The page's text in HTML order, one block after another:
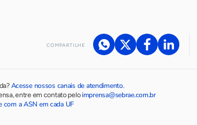
COMPARTILHE
Acesse nossos canais de atendimento.
entre em contato peloimprensa@sebrae.com.br
com a ASN em cada UF